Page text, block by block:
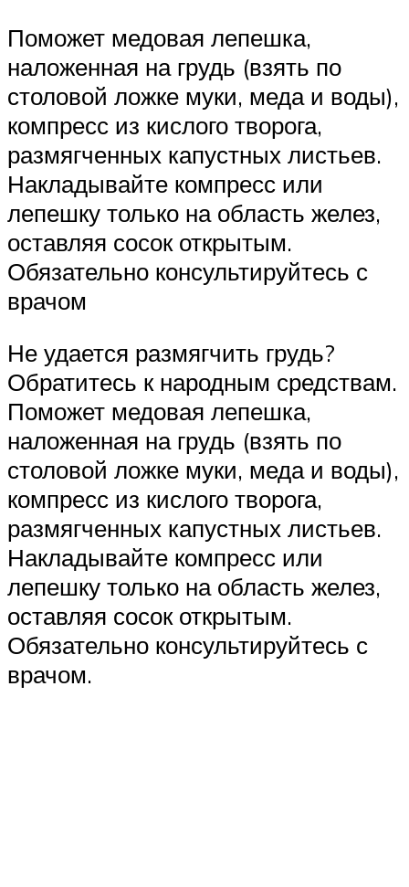
Поможет медовая лепешка,
наложенная на грудь (взять по
столовой ложке муки, меда и воды),
компресс из кислого творога,
размягченных капустных листьев.
Накладывайте компресс или
лепешку только на область желез,
оставляя сосок открытым.
Обязательно консультируйтесь с
врачом
Не удается размягчить грудь?
Обратитесь к народным средствам.
Поможет медовая лепешка,
наложенная на грудь (взять по
столовой ложке муки, меда и воды),
компресс из кислого творога,
размягченных капустных листьев.
Накладывайте компресс или
лепешку только на область желез,
оставляя сосок открытым.
Обязательно консультируйтесь с
врачом.